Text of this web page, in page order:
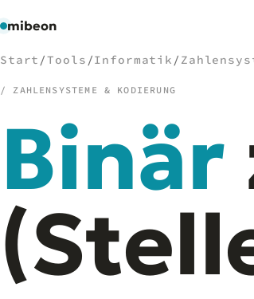
mibeon
/ NAVIGATION
Start
03 Projekte
04Leistungen
05 Docs
Tools
Start /Tools /Informatik /
/ ZAHLENSYSTEME & KODIERUNG
Binär